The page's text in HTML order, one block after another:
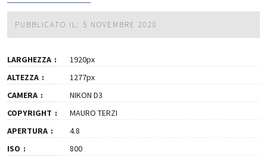
PUBBLICATO IL: 5 NOVEMBRE 2020
LARGHEZZA
1920px
ALTEZZA
1277px
CAMERA
NIKON D3
COPYRIGHT
MAURO TERZI
APERTURA
4.8
ISO
800